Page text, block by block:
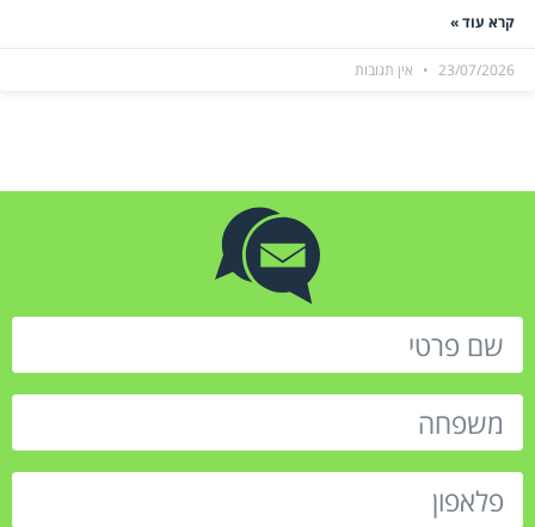
קרא עוד »
23/07/2026 אין תגובות